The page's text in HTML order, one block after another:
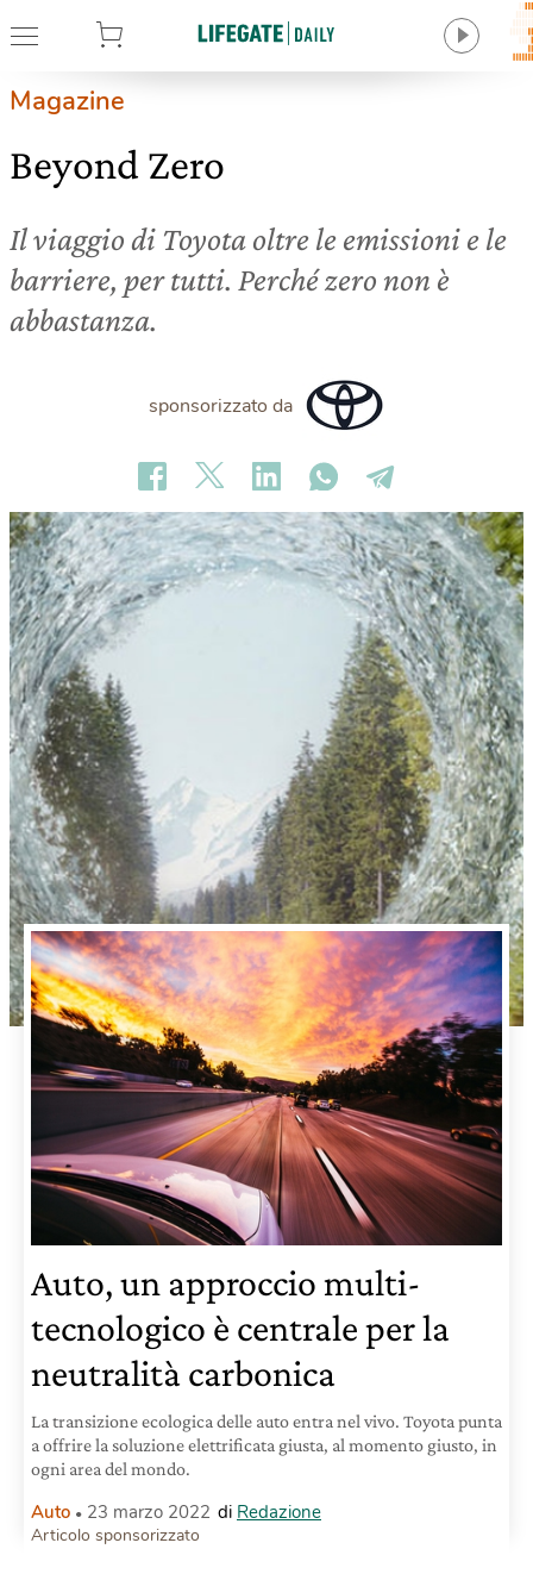
Magazine
Beyond Zero
Il viaggio di Toyota oltre le emissioni e le
barriere, per tutti. Perché zero non è
abbastanza.
sponsorizzato da
Auto, un approccio multi-
tecnologico è centrale per la
neutralità carbonica
La transizione ecologica delle auto entra nel vivo. Toyota punta
a offrire la soluzione elettrificata giusta, al momento giusto, in
ogni area del mondo.
Auto 23 marzo 2022 di Redazione
Articolo sponsorizzato